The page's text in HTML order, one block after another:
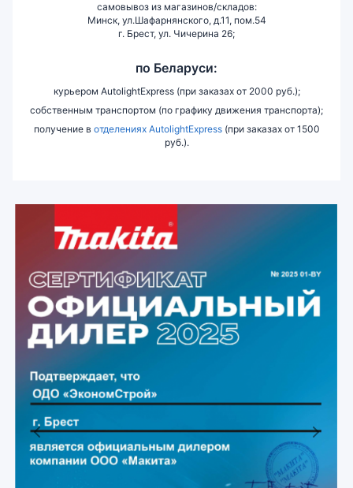
самовывоз из магазинов/складов:
Минск, ул.Шафарнянского, д.11, пом.54
г. Брест, ул. Чичерина 26;
по Беларуси:
курьером AutolightExpress (при заказах от 2000 руб.);
собственным транспортом (по графику движения транспорта);
получение в отделениях AutolightExpress(при заказах от 1500
руб.).
Previous Next